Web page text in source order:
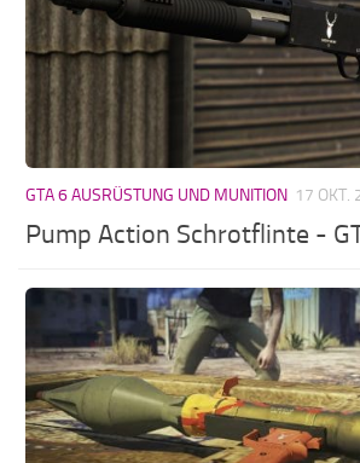
GTA 6 AUSRÜSTUNG UND MUNITION 17 OKT.
Pump Action Schrotflinte -